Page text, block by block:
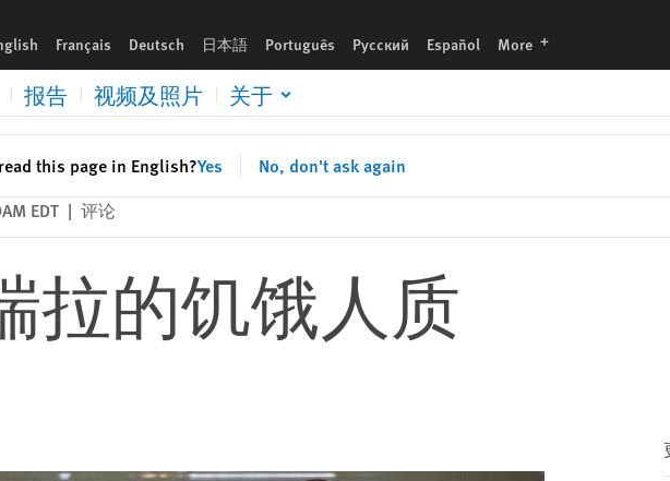
Français Deutsch 日本語 Português Русский Español More languages
报告 视频及照片 关于
this page in English?Yes No, don't ask again
EDT | 评论
拉的饥饿人质